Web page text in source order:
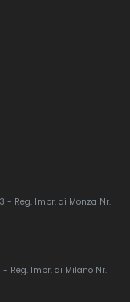
- Reg. Impr. di Monza Nr.
- Reg. Impr. di Milano Nr.